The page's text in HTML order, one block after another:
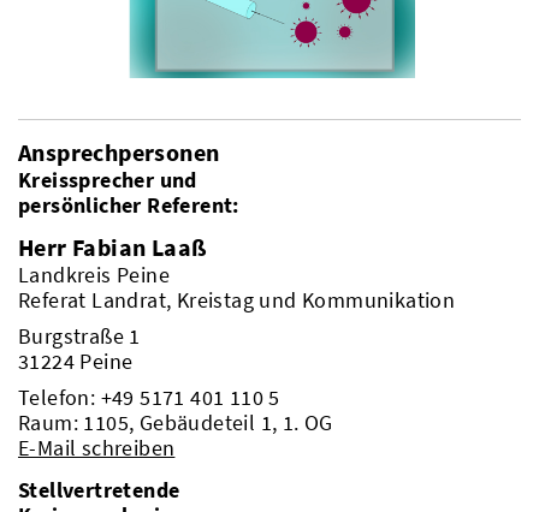
Ansprechpersonen
Kreissprecher und
persönlicher Referent:
Herr Fabian Laaß
Landkreis Peine
Referat Landrat, Kreistag und Kommunikation
Burgstraße 1
31224 Peine
Telefon: +49 5171 401 110 5
Raum: 1105, Gebäudeteil 1, 1. OG
E-Mail schreiben
Stellvertretende